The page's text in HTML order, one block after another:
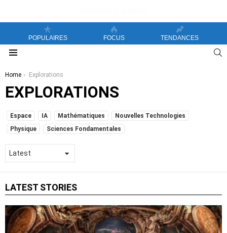
POPULAIRES FOCUS TENDANCES
You are here:
Home Explorations
EXPLORATIONS
SUBTERMS
Espace IA Mathématiques
Nouvelles Technologies
Physique
Sciences Fondamentales
LATEST STORIES